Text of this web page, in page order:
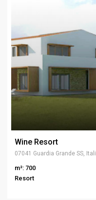
Wine Resort
07041 Guardia Grande SS,
m²: 700
Resort